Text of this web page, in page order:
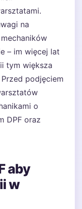
na
– im więcej lat
tym większa
podjęciem
o
DPF oraz
aby
w